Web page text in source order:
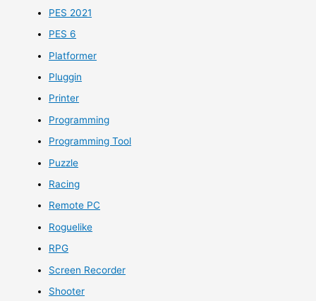
PES 2021
PES 6
Platformer
Pluggin
Printer
Programming
Programming Tool
Puzzle
Racing
Remote PC
Roguelike
RPG
Screen Recorder
Shooter